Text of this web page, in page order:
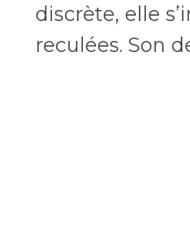
discrète, elle
reculées. Son